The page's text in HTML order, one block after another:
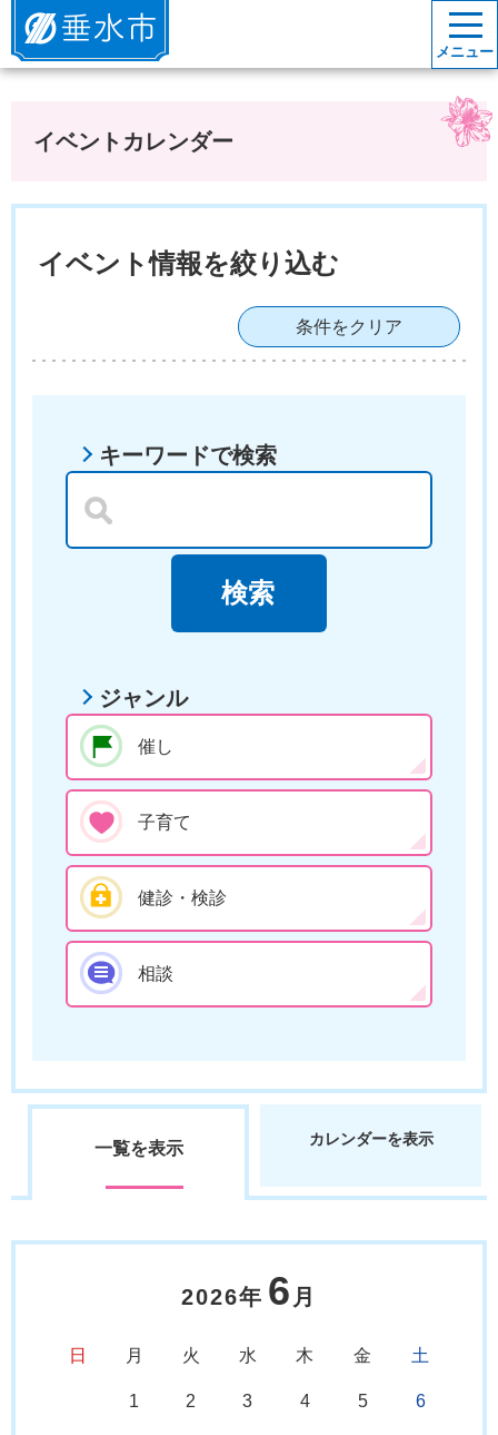
垂水市
メニュー
イベントカレンダー
イベント情報を絞り込む
条件をクリア
キーワードで検索
ジャンル
催し
子育て
健診・検診
相談
一覧を表示 カレンダーを表示
2026年 6 月
日 月 火 水 木 金 土
1 2 3 4 5 6